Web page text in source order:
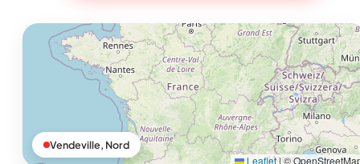
Leaflet|©
Vendeville, Nord